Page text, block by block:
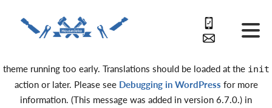
Notice: Function _load_textdomain_just_in_time was called
incorrectly . Translation loading for the
domain was triggered
theme running too early. Translations should be loaded at the init
action or later. Please see Debugging in WordPress for more
information. (This message was added in version 6.7.0.) in